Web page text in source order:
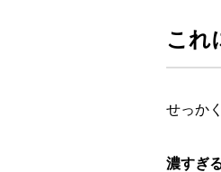
これ
せっか
濃すぎ